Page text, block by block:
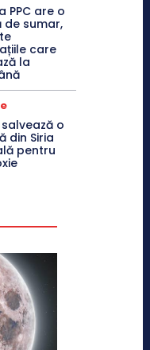
PPC are o
de sumar,
care
la
o
din Siria
pentru